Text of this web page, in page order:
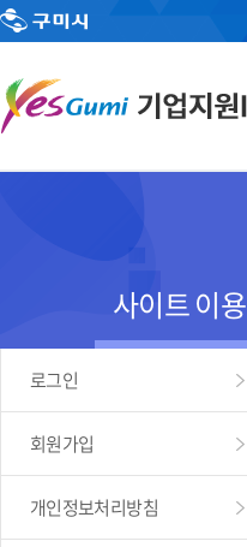
사이트 이용
로그인
회원가입
개인정보처리방침